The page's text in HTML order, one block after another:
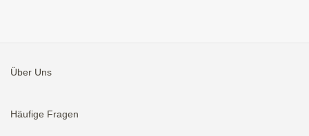
Über Uns
Häufige Fragen